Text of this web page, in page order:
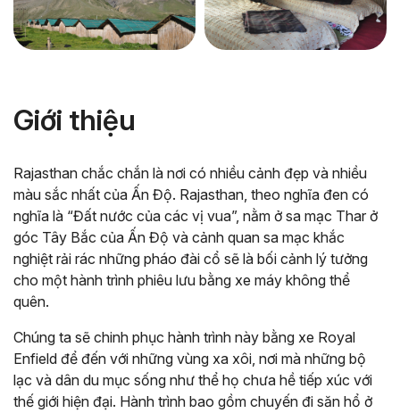
Giới thiệu
Rajasthan chắc chắn là nơi có nhiều cảnh đẹp và nhiều
màu sắc nhất của Ấn Độ. Rajasthan, theo nghĩa đen có
nghĩa là “Đất nước của các vị vua”, nằm ở sa mạc Thar ở
góc Tây Bắc của Ấn Độ và cảnh quan sa mạc khắc
nghiệt rải rác những pháo đài cổ sẽ là bối cảnh lý tưởng
cho một hành trình phiêu lưu bằng xe máy không thể
quên.
Chúng ta sẽ chinh phục hành trình này bằng xe Royal
Enfield để đến với những vùng xa xôi, nơi mà những bộ
lạc và dân du mục sống như thể họ chưa hề tiếp xúc với
thế giới hiện đại. Hành trình bao gồm chuyến đi săn hổ ở